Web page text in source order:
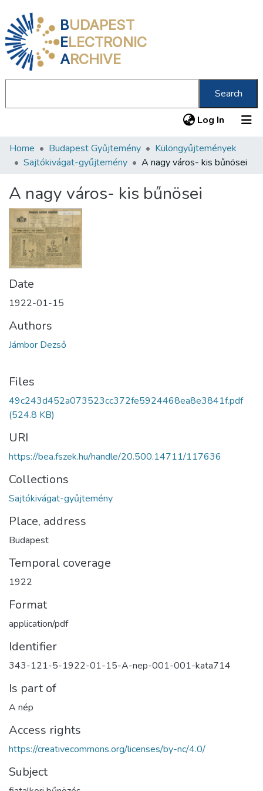
BUDAPEST
ELECTRONIC
ARCHIVE
Search
Log In (current)
Communities & Collections
Statistics
About us
Home Budapest Gyűjtemény
Különgyűjtemények
Sajtókivágat-gyűjtemény
A nagy város- kis bűnösei
A nagy város- kis bűnösei
Date
1922-01-15
Authors
Jámbor Dezső
Files
49c243d452a073523cc372fe5924468ea8e3841f.pdf
(524.8 KB)
URI
https://bea.fszek.hu/handle/20.500.14711/117636
Collections
Sajtókivágat-gyűjtemény
Place, address
Budapest
Temporal coverage
1922
Format
application/pdf
Identifier
343-121-5-1922-01-15-A-nep-001-001-kata714
Is part of
A nép
Access rights
https://creativecommons.org/licenses/by-nc/4.0/
Subject